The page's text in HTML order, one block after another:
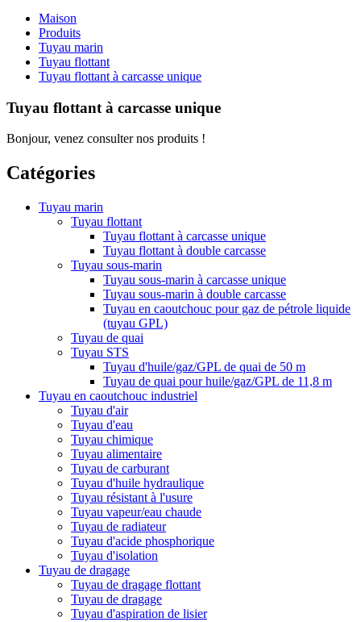
Maison
Produits
Tuyau marin
Tuyau flottant
Tuyau flottant à carcasse unique
Tuyau flottant à carcasse unique
Bonjour, venez consulter nos produits !
Catégories
Tuyau marin
Tuyau flottant
Tuyau flottant à carcasse unique
Tuyau flottant à double carcasse
Tuyau sous-marin
Tuyau sous-marin à carcasse unique
Tuyau sous-marin à double carcasse
Tuyau en caoutchouc pour gaz de pétrole liquide
(tuyau GPL)
Tuyau de quai
Tuyau STS
Tuyau d'huile/gaz/GPL de quai de 50 m
Tuyau de quai pour huile/gaz/GPL de 11,8 m
Tuyau en caoutchouc industriel
Tuyau d'air
Tuyau d'eau
Tuyau chimique
Tuyau alimentaire
Tuyau de carburant
Tuyau d'huile hydraulique
Tuyau résistant à l'usure
Tuyau vapeur/eau chaude
Tuyau de radiateur
Tuyau d'acide phosphorique
Tuyau d'isolation
Tuyau de dragage
Tuyau de dragage flottant
Tuyau de dragage
Tuyau d'aspiration de lisier